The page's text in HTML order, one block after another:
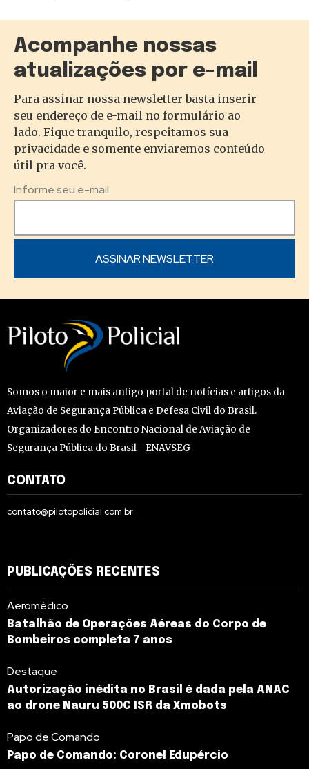
Acompanhe nossas
atualizações por e-mail
Para assinar nossa newsletter basta inserir
seu endereço de e-mail no formulário ao
lado. Fique tranquilo, respeitamos sua
privacidade e somente enviaremos conteúdo
útil pra você.
Informe seu e-mail
Somos o maior e mais antigo portal de notícias e artigos da
Aviação de Segurança Pública e Defesa Civil do Brasil.
Organizadores do Encontro Nacional de Aviação de
Segurança Pública do Brasil - ENAVSEG
CONTATO
contato@pilotopolicial.com.br
PUBLICAÇÕES RECENTES
Aeromédico
Batalhão de Operações Aéreas do Corpo de
Bombeiros completa 7 anos
Destaque
Autorização inédita no Brasil é dada pela ANAC
ao drone Nauru 500C ISR da Xmobots
Papo de Comando
Papo de Comando: Coronel Edupércio